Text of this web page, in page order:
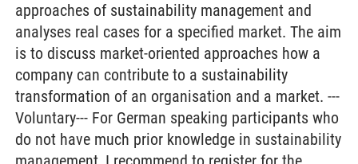
approaches of sustainability management and
analyses real cases for a specified market. The aim
is to discuss market-oriented approaches how a
company can contribute to a sustainability
transformation of an organisation and a market. ---
Voluntary--- For German speaking participants who
do not have much prior knowledge in sustainability